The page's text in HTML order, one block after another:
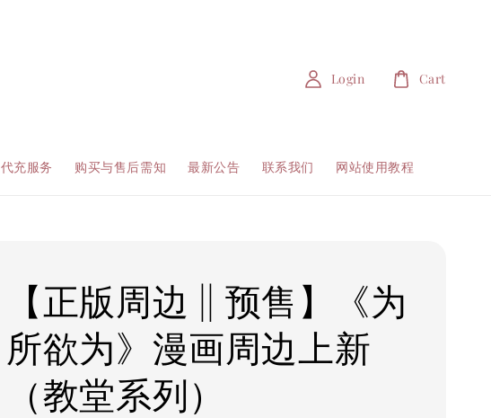
代充服务 购买与售后需知 最新公告 联系我们 网站使用教程
Login Cart
【正版周边 || 预售】《为
所欲为》漫画周边上新
（教堂系列）